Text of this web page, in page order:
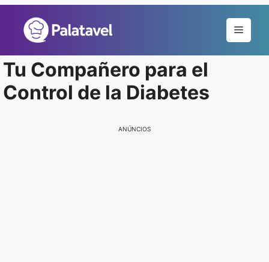
conteúdo
Menu
Tu Compañero para el
Control de la Diabetes
ANÚNCIOS